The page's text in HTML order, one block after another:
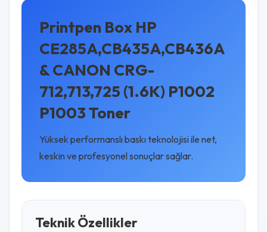
Printpen Box HP
CE285A,CB435A,CB436A
& CANON CRG-
712,713,725 (1.6K) P1002
P1003 Toner
Yüksek performanslı baskı teknolojisi ile net,
keskin ve profesyonel sonuçlar sağlar.
Teknik Özellikler